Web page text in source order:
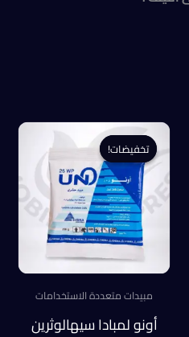
تخفيضات!
تخفيضات!
مبيدات متعددة الاستخدامات
أونو لمبادا سيهالوثرين